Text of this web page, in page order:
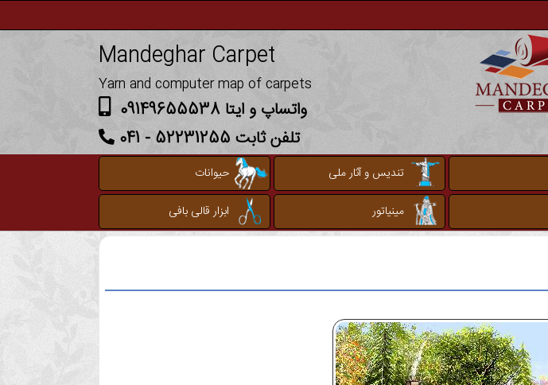
Mandeghar Carpet
Yarn and computer map of carpets
واتساپ و ایتا 09149655538
تلفن ثابت 52231255 - 041
تندیس و آثار ملی
حیوانات
مینیاتور ابزار قالی بافی